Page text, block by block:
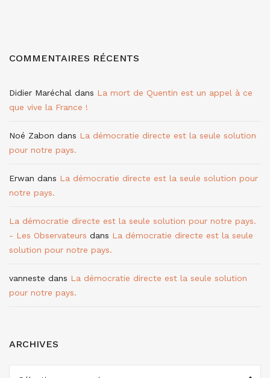
COMMENTAIRES RÉCENTS
Didier Maréchal dans La mort de Quentin est un appel à ce
que vive la France !
Noé Zabon dans La démocratie directe est la seule solution
pour notre pays.
Erwan dans La démocratie directe est la seule solution pour
notre pays.
La démocratie directe est la seule solution pour notre pays.
- Les Observateurs dans La démocratie directe est la seule
solution pour notre pays.
vanneste dans La démocratie directe est la seule solution
pour notre pays.
ARCHIVES